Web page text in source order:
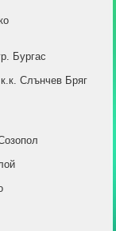
Бургас
Слънчев Бряг